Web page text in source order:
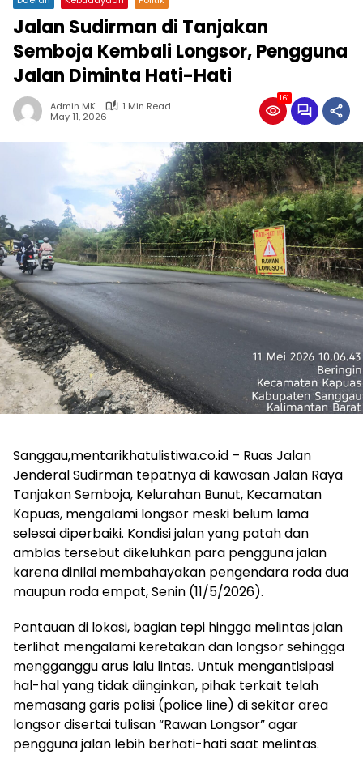
Jalan Sudirman di Tanjakan
Semboja Kembali Longsor, Pengguna
Jalan Diminta Hati-Hati
Admin MK
1 Min Read
May 11, 2026
161
Sanggau,mentarikhatulistiwa.co.id – Ruas Jalan
Jenderal Sudirman tepatnya di kawasan Jalan Raya
Tanjakan Semboja, Kelurahan Bunut, Kecamatan
Kapuas, mengalami longsor meski belum lama
selesai diperbaiki. Kondisi jalan yang patah dan
amblas tersebut dikeluhkan para pengguna jalan
karena dinilai membahayakan pengendara roda dua
maupun roda empat, Senin (11/5/2026).
Pantauan di lokasi, bagian tepi hingga melintas jalan
terlihat mengalami keretakan dan longsor sehingga
mengganggu arus lalu lintas. Untuk mengantisipasi
hal-hal yang tidak diinginkan, pihak terkait telah
memasang garis polisi (police line) di sekitar area
longsor disertai tulisan “Rawan Longsor” agar
pengguna jalan lebih berhati-hati saat melintas.